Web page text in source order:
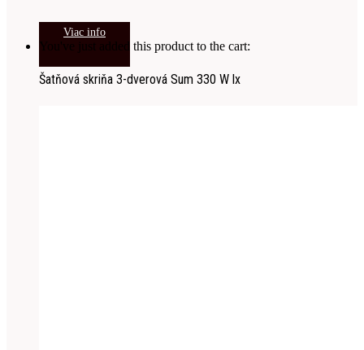
Viac info
You've just added this product to the cart:
Šatňová skriňa 3-dverová Sum 330 W lx